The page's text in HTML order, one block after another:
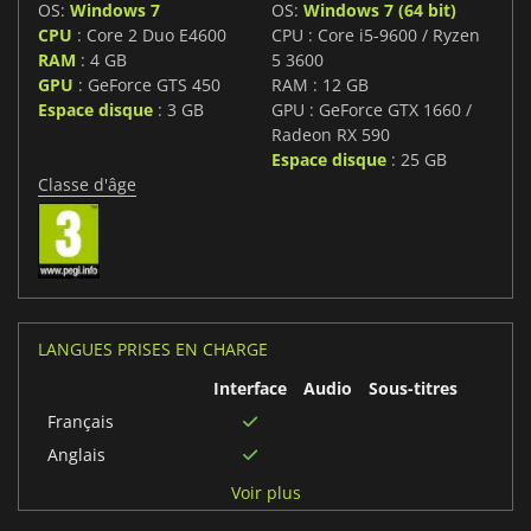
OS: Windows 7
CPU : Core 2 Duo E4600
RAM : 4 GB
GPU : GeForce GTS 450
Espace disque : 3 GB
OS: Windows 7 (64 bit)
CPU : Core i5-9600 / Ryzen
5 3600
RAM : 12 GB
GPU : GeForce GTX 1660 /
Radeon RX 590
Espace disque : 25 GB
Classe d'âge
LANGUES PRISES EN CHARGE
Interface
Audio
Sous-titres
Français
Anglais
Voir plus